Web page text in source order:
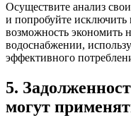
Осуществите анализ
и попробуйте
возможность экономить
водоснабжении,
эффективного
5.
могут